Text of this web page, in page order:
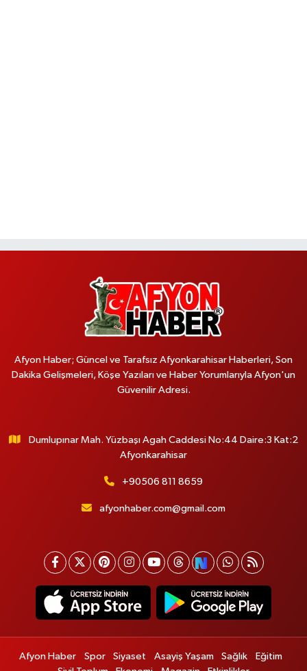
Afyon Haber; Güncel ve Tarafsız Afyonkarahisar Haberleri, Son
Dakika Gelişmeleri, Köşe Yazıları ve Haber Yorumlarıyla Afyon'un
Güvenilir Adresi.
Dumlupınar Mah. Yüzbaşı Agah Caddesi No:44 Daire:3 Kat:2
Afyonkarahisar
+90506 811 8659
afyonhaber.com@gmail.com
Afyon Haber Spor Siyaset Asayiş Yaşam Sağlık
Eğitim